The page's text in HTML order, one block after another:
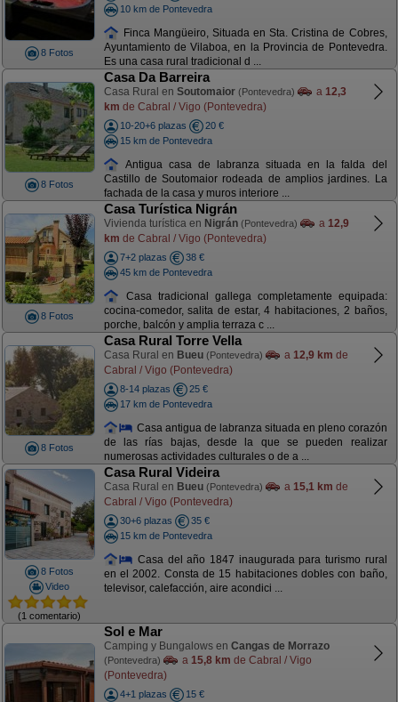
8 Fotos
10 km de Pontevedra
Finca Mangüeiro, Situada en Sta. Cristina de Cobres,
Ayuntamiento de Vilaboa, en la Provincia de Pontevedra.
Es una casa rural tradicional d ...
8 Fotos
Casa Da Barreira
Casa Rural en Soutomaior (Pontevedra) a 12,3
km de Cabral / Vigo (Pontevedra)
10-20+6 plazas
20 €
15 km de Pontevedra
Antigua casa de labranza situada en la falda del
Castillo de Soutomaior rodeada de amplios jardines. La
fachada de la casa y muros interiore ...
8 Fotos
Casa Turística Nigrán
Vivienda turística en Nigrán (Pontevedra) a 12,9
km de Cabral / Vigo (Pontevedra)
7+2 plazas
38 €
45 km de Pontevedra
Casa tradicional gallega completamente equipada:
cocina-comedor, salita de estar, 4 habitaciones, 2 baños,
porche, balcón y amplia terraza c ...
8 Fotos
Casa Rural Torre Vella
Casa Rural en Bueu (Pontevedra) a 12,9 km de
Cabral / Vigo (Pontevedra)
8-14 plazas
25 €
17 km de Pontevedra
Casa antigua de labranza situada en pleno corazón
de las rías bajas, desde la que se pueden realizar
numerosas actividades culturales o de a ...
8 Fotos
Video
(1 comentario)
Casa Rural Videira
Casa Rural en Bueu (Pontevedra) a 15,1 km de
Cabral / Vigo (Pontevedra)
30+6 plazas
35 €
15 km de Pontevedra
Casa del año 1847 inaugurada para turismo rural
en el 2002. Consta de 15 habitaciones dobles con baño,
televisor, calefacción, aire acondici ...
Sol e Mar
Camping y Bungalows en Cangas de Morrazo
(Pontevedra) a 15,8 km de Cabral / Vigo
(Pontevedra)
4+1 plazas
15 €